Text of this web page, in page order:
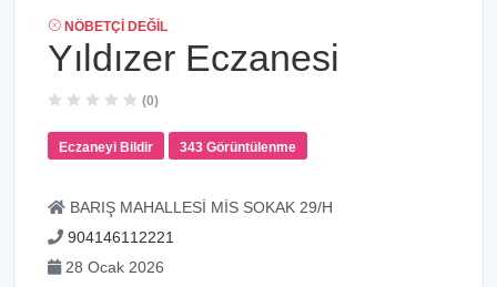
NÖBETÇI DEĞIL
Yıldızer Eczanesi
(0)
Eczaneyi Bildir 343 Görüntülenme
BARIŞ MAHALLESİ MİS SOKAK 29/H
904146112221
28 Ocak 2026